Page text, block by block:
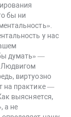
бы ни
у нас
думать» —
Людвигом
виртуозно
на практике —
выясняется,
а не